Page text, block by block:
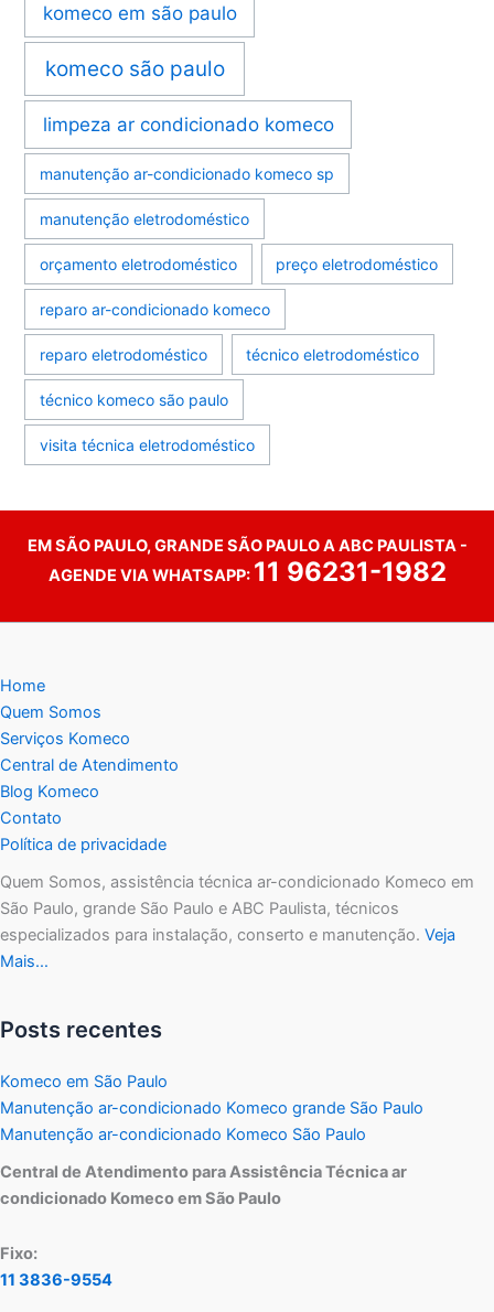
komeco em são paulo
komeco são paulo
limpeza ar condicionado komeco
manutenção ar-condicionado komeco sp
manutenção eletrodoméstico
orçamento eletrodoméstico preço eletrodoméstico
reparo ar-condicionado komeco
reparo eletrodoméstico técnico eletrodoméstico
técnico komeco são paulo
visita técnica eletrodoméstico
EM SÃO PAULO, GRANDE SÃO PAULO A ABC PAULISTA -
AGENDE VIA WHATSAPP: 11 96231-1982
Home
Quem Somos
Serviços Komeco
Central de Atendimento
Blog Komeco
Contato
Política de privacidade
Quem Somos, assistência técnica ar-condicionado Komeco em
São Paulo, grande São Paulo e ABC Paulista, técnicos
especializados para instalação, conserto e manutenção. Veja
Mais…
Posts recentes
Komeco em São Paulo
Manutenção ar-condicionado Komeco grande São Paulo
Manutenção ar-condicionado Komeco São Paulo
Central de Atendimento para Assistência Técnica ar
condicionado Komeco em São Paulo
Fixo:
11 3836-9554